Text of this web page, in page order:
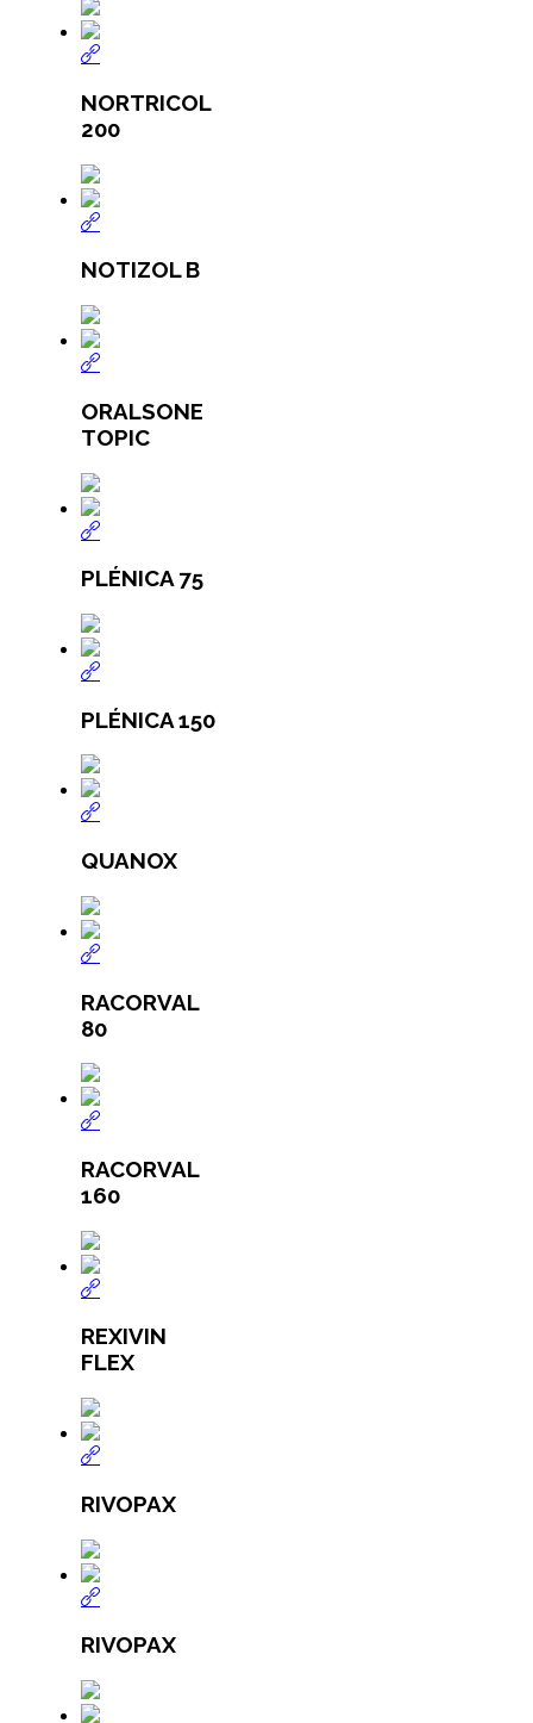
NORTRICOL
200
NOTIZOL B
ORALSONE
TOPIC
PLÉNICA 75
PLÉNICA 150
QUANOX
RACORVAL
80
RACORVAL
160
REXIVIN
FLEX
RIVOPAX
RIVOPAX